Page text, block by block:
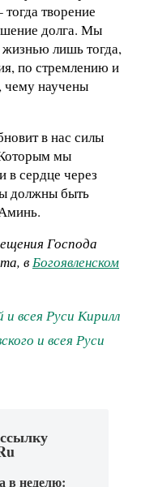
творение
долга. Мы
лишь тогда,
по стремлению и
чему научены
в нас силы
мы
в сердце через
должны быть
Господа
вБогоявленском
всея Руси Кирилл
и всея Руси
в неделю: